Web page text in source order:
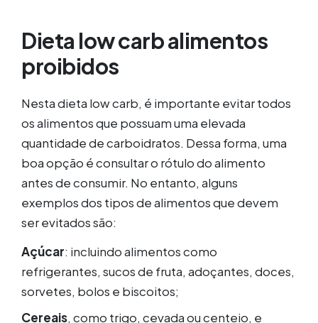
Dieta low carb alimentos
proibidos
Nesta dieta low carb, é importante evitar todos
os alimentos que possuam uma elevada
quantidade de carboidratos. Dessa forma, uma
boa opção é consultar o rótulo do alimento
antes de consumir. No entanto, alguns
exemplos dos tipos de alimentos que devem
ser evitados são:
Açúcar: incluindo alimentos como
refrigerantes, sucos de fruta, adoçantes, doces,
sorvetes, bolos e biscoitos;
Cereais, como trigo, cevada ou centeio, e